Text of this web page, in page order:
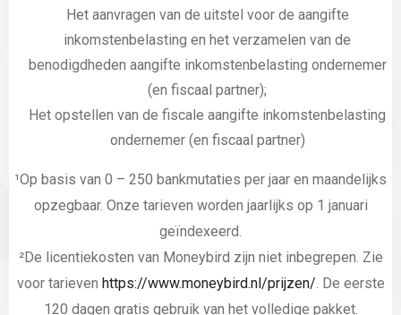
Het aanvragen van de uitstel voor de aangifte
inkomstenbelasting en het verzamelen van de
benodigdheden aangifte inkomstenbelasting ondernemer
(en fiscaal partner);
Het opstellen van de fiscale aangifte inkomstenbelasting
ondernemer (en fiscaal partner)
¹Op basis van 0 – 250 bankmutaties per jaar en maandelijks
opzegbaar. Onze tarieven worden jaarlijks op 1 januari
geïndexeerd.
²De licentiekosten van Moneybird zijn niet inbegrepen. Zie
voor tarieven https://www.moneybird.nl/prijzen/. De eerste
120 dagen gratis gebruik van het volledige pakket.